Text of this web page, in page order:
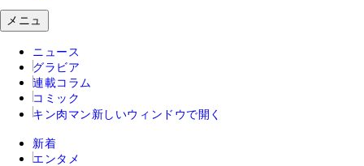
メニュ
ニュース
グラビア
連載コラム
コミック
キン肉マン 新しいウィンドウで開く
新着
エンタメ